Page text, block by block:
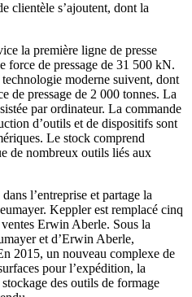
clientèle s’ajoutent, dont la
la première ligne de presse
force de pressage de 31 500 kN.
moderne suivent, dont
de pressage de 2 000 tonnes. La
par ordinateur. La commande
d’outils et de dispositifs sont
Le stock comprend
de nombreux outils liés aux
l’entreprise et partage la
Keppler est remplacé cinq
Erwin Aberle. Sous la
et d’Erwin Aberle,
2015, un nouveau complexe de
pour l’expédition, la
des outils de formage